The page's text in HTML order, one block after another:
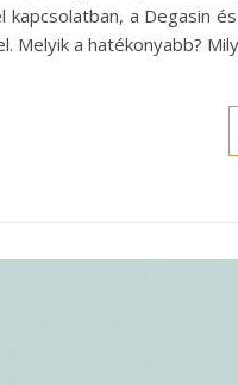
a Degasin
Melyik a hatékonyabb?